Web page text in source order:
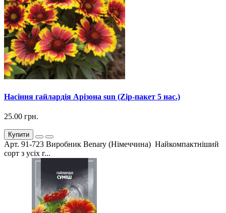
Насіння гайлардія Арізона sun (Zip-пакет 5 нас.)
25.00 грн.
Купити
Арт. 91-723 Виробник Benary (Німеччина) Найкомпактніший
сорт з усіх г...